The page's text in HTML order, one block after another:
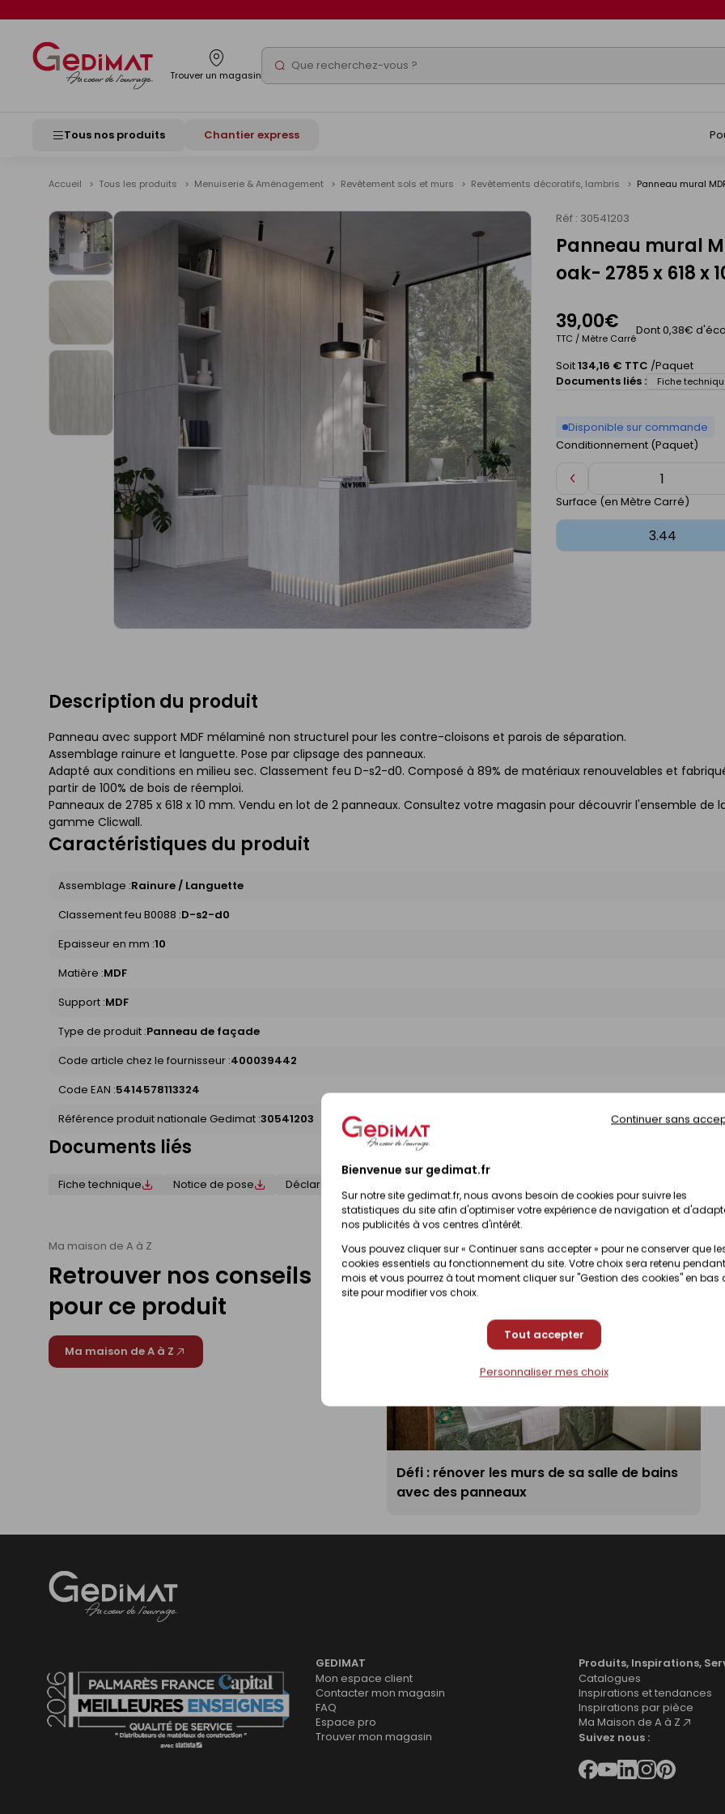
Bienvenue sur gedimat.fr
Sur notre site gedimat.fr, nous avons besoin de cookies pour suivre les
statistiques du site afin d'optimiser votre expérience de navigation et
nos publicités à vos centres d'intérêt.
Vous pouvez cliquer sur « Continuer sans accepter » pour ne conserver que
cookies essentiels au fonctionnement du site. Votre choix sera retenu pendant
mois et vous pourrez à tout moment cliquer sur "Gestion des cookies" en bas
site pour modifier vos choix.
Tout accepter
Continuer sans
Personnaliser mes choix
Trouver un magasin Rechercher
Tous nos produits Chantier express
Accueil Tous les produits Menuiserie & Aménagement Revêtement sols et murs Revêtements décoratifs, lambris Panneau mural
Voir
Réf : 30541203
Panneau mural
oak- 2785 x 618 x
39,00€
TTC / Mètre Carré
Dont 0,38€
Soit134,16 € TTC /Paquet
Documents liés :
Fiche
Disponible sur commande
Conditionnement (Paquet)
Diminuer
de
Surface (en Mètre Carré)
Description du produit
Panneau avec support MDF mélaminé non structurel pour les contre-cloisons et parois de séparation.
Assemblage rainure et languette. Pose par clipsage des panneaux.
Adapté aux conditions en milieu sec. Classement feu D-s2-d0. Composé à 89% de matériaux renouvelables et
partir de 100% de bois de réemploi.
Panneaux de 2785 x 618 x 10 mm. Vendu en lot de 2 panneaux. Consultez votre magasin pour découvrir l'ensemble de
gamme Clicwall.
Caractéristiques du produit
Assemblage :Rainure / Languette
Classement feu B0088 :D-s2-d0
Epaisseur en mm :10
Matière :MDF
Support :MDF
Type de produit :Panneau de façade
Code article chez le fournisseur :400039442
Code EAN :5414578113324
Référence produit nationale Gedimat :30541203
Documents liés
Fiche technique Notice de pose Déclaration de performance (DOP)
Ma maison de A à Z
Retrouver nos conseils
pour ce produit
Ma maison de A à Z
Défi : rénover les murs de sa salle de bains
avec des panneaux
GEDIMAT
Mon espace client
Contacter mon magasin
FAQ
Espace pro
Trouver mon magasin
Produits, Inspirations,
Catalogues
Inspirations et tendances
Inspirations par pièce
Ma Maison de A à Z
Suivez nous :